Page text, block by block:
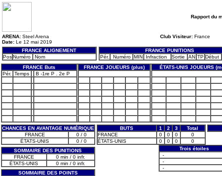
Rapport du
ARENA: Steel Arena
Date: Le 12 mai 2019
Club Visiteur: France
FRANCE ALIGNEMENT
PosNuméro Nom
FRANCE PUNITIONS
Pér.
Numéro MIN Infraction Sortie AN TP Début
FRANCE Buts
FRANCE JOUEURS (plus)
ÉTATS-UNIS JOUEURS
Pér.
Temps B -1re P . 2e P
CHANCES EN AVANTAGE NUMÉRIQUE
FRANCE
0 / 0
ÉTATS-UNIS
0 / 0
SOMMAIRE DES PUNITIONS
FRANCE
0 min / 0 infr.
ÉTATS-UNIS
0 min / 0 infr.
SOMMAIRE DES POINTS
BUTS 1 2 3
Total
FRANCE
0 0 0
0
ÉTATS-UNIS
0 0 0
0
Trois étoiles
-
-
-